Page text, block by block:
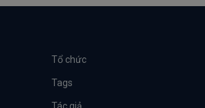
Tổ chức
Tags
Tác giả